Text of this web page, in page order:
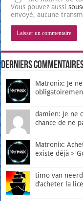
Vous pouvez aussi
envoyé, aucune
Derniers
Matronix: Je
damien: Je ne
chance de ne
Matronix:
existe déjà >
timo van
d’acheter la